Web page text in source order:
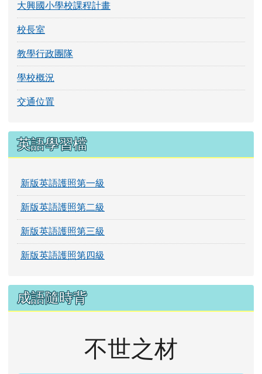
大興國小學校課程計畫
校長室
教學行政團隊
學校概況
交通位置
英語學習檔
新版英語護照第一級
新版英語護照第二級
新版英語護照第三級
新版英語護照第四級
成語隨時背
不世之材